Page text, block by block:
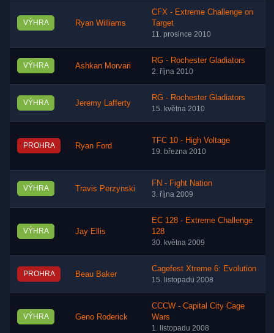
VÝHRA Ryan Williams
CFX - Extreme Challenge on
Target
11. prosince 2010
VÝHRA Ashkan Morvari
RG - Rochester Gladiators
2. října 2010
VÝHRA Jeremy Lafferty
RG - Rochester Gladiators
15. května 2010
PROHRA Ryan Ford
TFC 10 - High Voltage
19. března 2010
VÝHRA Travis Perzynski
FN - Fight Nation
3. října 2009
VÝHRA Jay Ellis
EC 128 - Extreme Challenge
128
30. května 2009
PROHRA Beau Baker
Cagefest Xtreme 6: Evolution
15. listopadu 2008
VÝHRA Geno Roderick
CCCW - Capital City Cage
Wars
1. listopadu 2008